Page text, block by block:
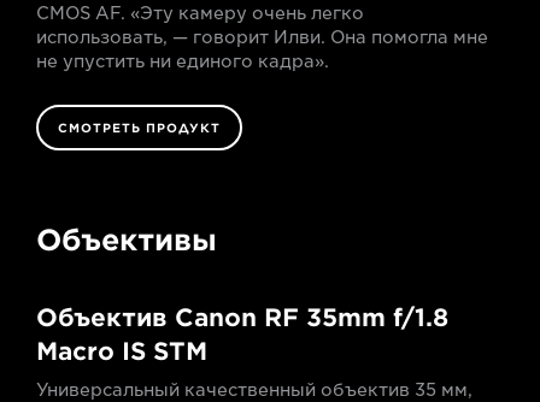
CMOS AF. «Эту камеру очень легко
использовать, — говорит Илви. Она помогла мне
не упустить ни единого кадра».
СМОТРЕТЬ ПРОДУКТ
Объективы
Объектив Canon RF 35mm f/1.8
Macro IS STM
Универсальный качественный объектив 35 мм,